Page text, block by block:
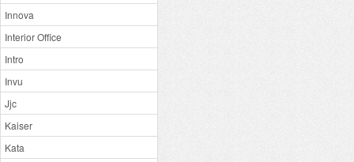
Innova
Interior Office
Intro
Invu
Jjc
Kaiser
Kata